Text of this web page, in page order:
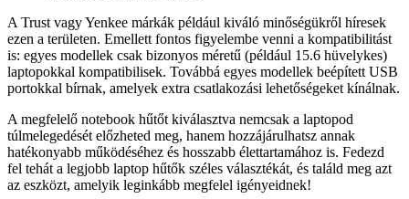
A Trust vagy Yenkee márkák például kiváló minőségükről híresek
ezen a területen. Emellett fontos figyelembe venni a kompatibilitást
is: egyes modellek csak bizonyos méretű (például 15.6 hüvelykes)
laptopokkal kompatibilisek. Továbbá egyes modellek beépített USB
portokkal bírnak, amelyek extra csatlakozási lehetőségeket kínálnak.
A megfelelő notebook hűtőt kiválasztva nemcsak a laptopod
túlmelegedését előzheted meg, hanem hozzájárulhatsz annak
hatékonyabb működéséhez és hosszabb élettartamához is. Fedezd
fel tehát a legjobb laptop hűtők széles választékát, és találd meg azt
az eszközt, amelyik leginkább megfelel igényeidnek!